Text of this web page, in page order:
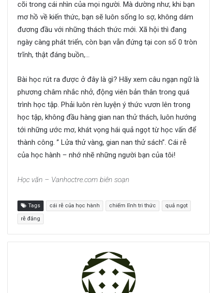
cõi trong cái nhìn của mọi người. Mà dường như, khi bạn
mơ hồ về kiến thức, bạn sẽ luôn sống lo sợ, không dám
đương đầu với những thách thức mới. Xã hội thì đang
ngày càng phát triển, còn bạn vẫn đứng tại con số 0 tròn
trĩnh, thật đáng buồn,…
Bài học rút ra được ở đây là gì? Hãy xem câu ngạn ngữ là
phương châm nhắc nhở, động viên bản thân trong quá
trình học tập. Phải luôn rèn luyện ý thức vươn lên trong
học tập, không đầu hàng gian nan thử thách, luôn hướng
tới những ước mơ, khát vọng hái quả ngọt từ học vấn để
thành công. ” Lửa thử vàng, gian nan thử sách”. Cái rễ
của học hành – nhớ nhẽ những người bạn của tôi!
Học văn – Vanhoctre.com biên soạn
Tags cái rễ của học hành chiếm lĩnh tri thức quả ngọt
rễ đắng